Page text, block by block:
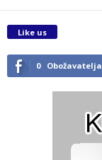
Like us
0 Obožavatelja